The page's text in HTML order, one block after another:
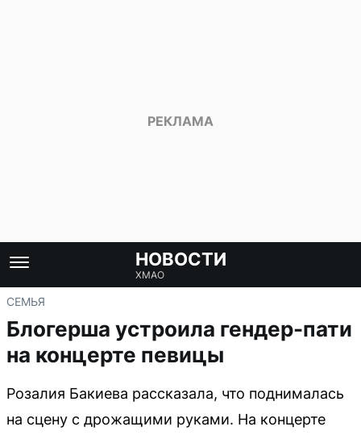
НОВОСТИ
ХМАО
СЕМЬЯ
Блогерша устроила гендер-пати
на концерте певицы
Розалия Бакиева рассказала, что поднималась
на сцену с дрожащими руками. На концерте